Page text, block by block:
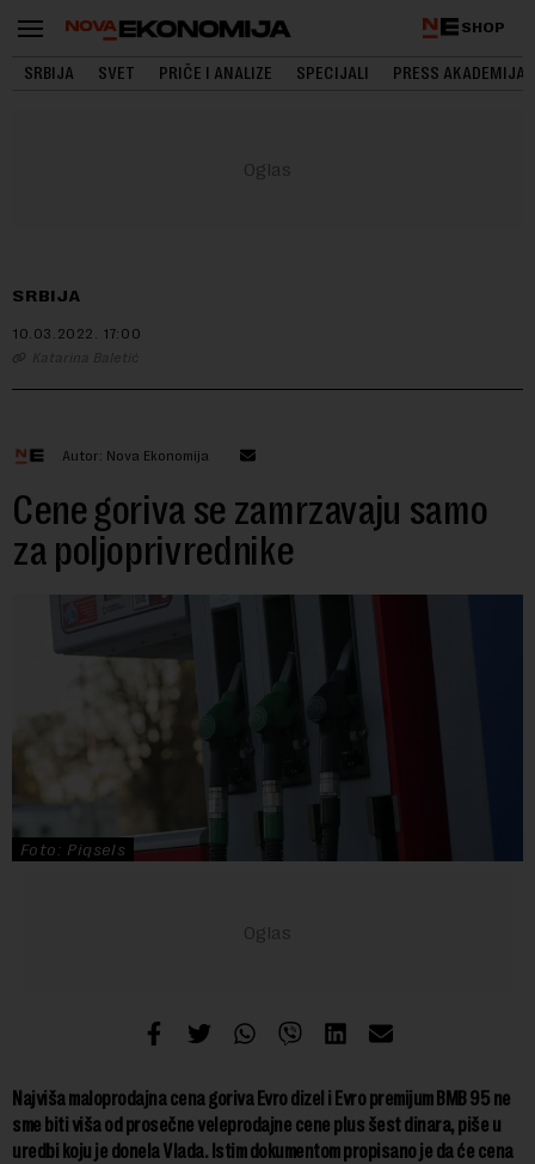
SHOP
SRBIJA SVET PRIČE I ANALIZE SPECIJALI PRESS AKADEMIJA
SRBIJA
10.03.2022. 17:00
Katarina Baletić
Autor: Nova Ekonomija
Cene goriva se zamrzavaju samo
za poljoprivrednike
Foto: Piqsels
Najviša maloprodajna cena goriva Evro dizel i Evro premijum BMB 95 ne
sme biti viša od prosečne veleprodajne cene plus šest dinara, piše u
uredbi koju je donela Vlada. Istim dokumentom propisano je da će cena